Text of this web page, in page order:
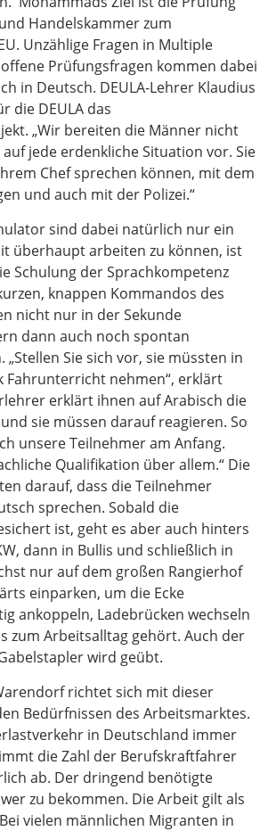
Handelskammer zum
Unzählige Fragen in Multiple
Prüfungsfragen kommen dabei
in Deutsch. DEULA-Lehrer Klaudius
die DEULA das
„Wir bereiten die Männer nicht
jede erdenkliche Situation vor. Sie
Chef sprechen können, mit dem
und auch mit der Polizei.“
sind dabei natürlich nur ein
überhaupt arbeiten zu können, ist
Schulung der Sprachkompetenz
knappen Kommandos des
nicht nur in der Sekunde
dann auch noch spontan
„Stellen Sie sich vor, sie müssten in
Fahrunterricht nehmen“, erklärt
erklärt ihnen auf Arabisch die
sie müssen darauf reagieren. So
unsere Teilnehmer am Anfang.
Qualifikation über allem.“ Die
darauf, dass die Teilnehmer
sprechen. Sobald die
ist, geht es aber auch hinters
dann in Bullis und schließlich in
nur auf dem großen Rangierhof
einparken, um die Ecke
ankoppeln, Ladebrücken wechseln
zum Arbeitsalltag gehört. Auch der
wird geübt.
richtet sich mit dieser
Bedürfnissen des Arbeitsmarktes.
in Deutschland immer
die Zahl der Berufskraftfahrer
ab. Der dringend benötigte
zu bekommen. Die Arbeit gilt als
vielen männlichen Migranten in